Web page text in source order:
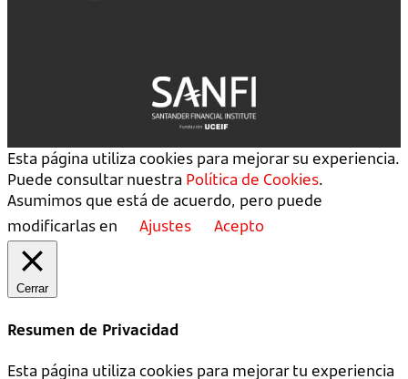
Esta página utiliza cookies para mejorar su experiencia.
Puede consultar nuestra Política de Cookies.
Asumimos que está de acuerdo, pero puede
modificarlas en
Ajustes Acepto
Cerrar
Resumen de Privacidad
Esta página utiliza cookies para mejorar tu experiencia